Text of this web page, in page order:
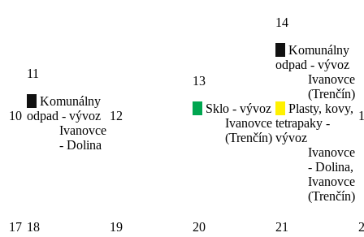
10
11
Komunálny
odpad - vývoz
Ivanovce
- Dolina
12
13
Sklo - vývoz
Ivanovce
(Trenčín)
14
Komunálny
odpad - vývoz
Ivanovce
(Trenčín)
Plasty, kovy,
tetrapaky -
vývoz
Ivanovce
- Dolina,
Ivanovce
(Trenčín)
17 18 19 20 21